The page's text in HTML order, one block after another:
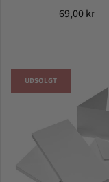
69,00 kr
UDSOLGT